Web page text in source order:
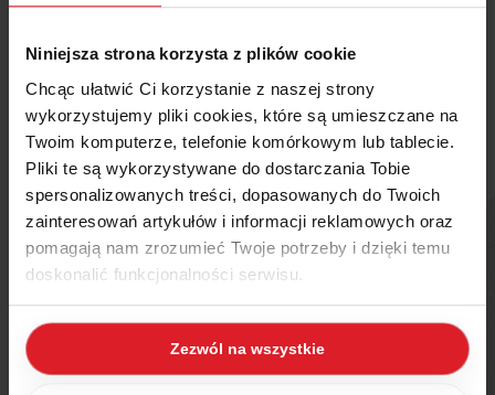
Niniejsza strona korzysta z plików cookie
Chcąc ułatwić Ci korzystanie z naszej strony
wykorzystujemy pliki cookies, które są umieszczane na
Twoim komputerze, telefonie komórkowym lub tablecie.
Pliki te są wykorzystywane do dostarczania Tobie
spersonalizowanych treści, dopasowanych do Twoich
zainteresowań artykułów i informacji reklamowych oraz
pomagają nam zrozumieć Twoje potrzeby i dzięki temu
doskonalić funkcjonalności serwisu.
Część z plików jest niezbędna do prawidłowego działania
serwisu i jego funkcjonalności. Jeżeli nie wyrażasz
zgody na zapisywanie plików cookies, możesz łatwo
Zezwól na wszystkie